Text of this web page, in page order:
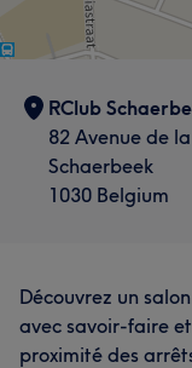
RClub
82 Avenue de
Schaerbeek
1030 Belgium
Découvrez un
avec savoir-faire
proximité des